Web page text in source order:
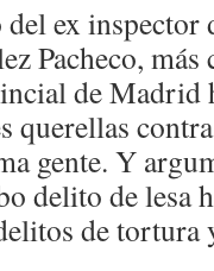
del ex
Pacheco,
de Madrid
querellas
gente. Y
delito de lesa
de tortura